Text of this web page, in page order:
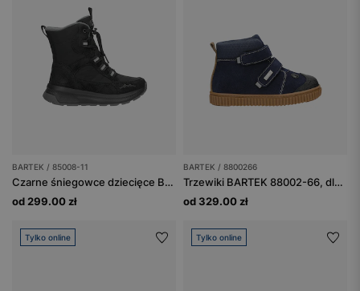
BARTEK / 85008-11
Czarne śniegowce dziecięce BARTEK 85008-11
od 299.00 zł
BARTEK / 8800266
Trzewiki BARTEK 88002-66, dla chłopców, granat + czarny
od 329.00 zł
Tylko online Tylko online